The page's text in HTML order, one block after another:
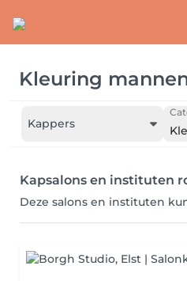
Kleuring
Kappers
Kapsalons en instituten
Deze salons en instituten